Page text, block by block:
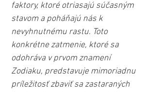
faktory, ktoré otriasajú súčasným
stavom a poháňajú nás k
nevyhnutnému rastu. Toto
konkrétne zatmenie, ktoré sa
odohráva v prvom znamení
Zodiaku, predstavuje mimoriadnu
príležitosť zbaviť sa zastaraných